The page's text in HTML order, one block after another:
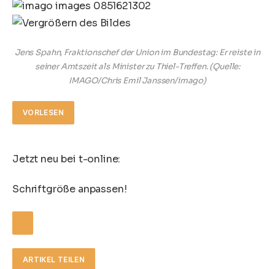
Jens Spahn, Fraktionschef der Union im Bundestag: Er reiste in
seiner Amtszeit als Minister zu Thiel-Treffen.(Quelle:
IMAGO/Chris Emil Janssen/imago)
VORLESEN
Jetzt neu bei t-online:
Schriftgröße anpassen!
ARTIKEL TEILEN